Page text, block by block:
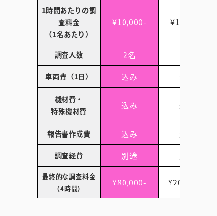
1時間あたりの調
査料金
（1名あたり）
¥10,000- ¥12,500-
調査人数 2名
車両費（1日） 込み 込み
機材費・
特殊機材費
込み 込み
報告書作成費 込み 込み
調査経費 別途
最終的な調査料金
（4時間）
¥80,000- ¥200,000-